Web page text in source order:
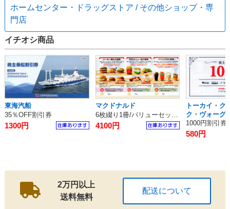
ホームセンター・ドラッグストア / その他ショップ・専
門店
イチオシ商品
東海汽船
35％OFF割引券
1300円
マクドナルド
4100円
トーカイ・ク
ク・ヴォーグ
ンクラフトホ
ス
1000円割引券
580円
2万円以上
送料無料
配送について